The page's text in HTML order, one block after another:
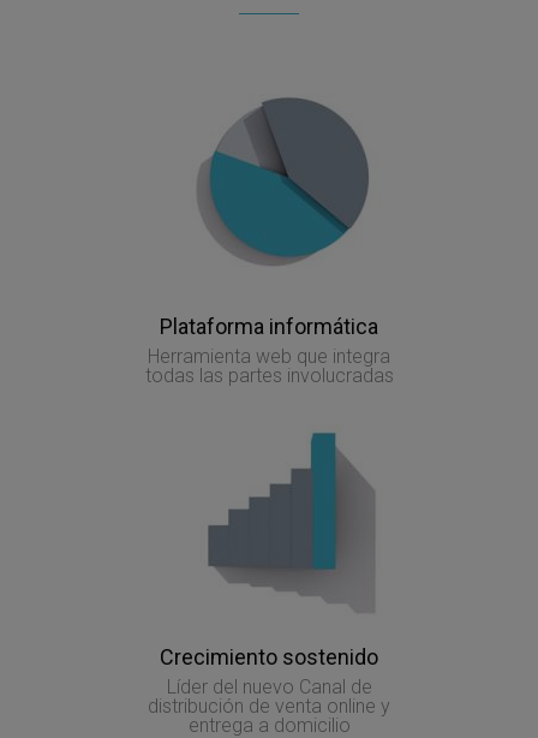
Plataforma informática
Herramienta web que integra
todas las partes involucradas
Crecimiento sostenido
Líder del nuevo Canal de
distribución de venta online y
entrega a domicilio